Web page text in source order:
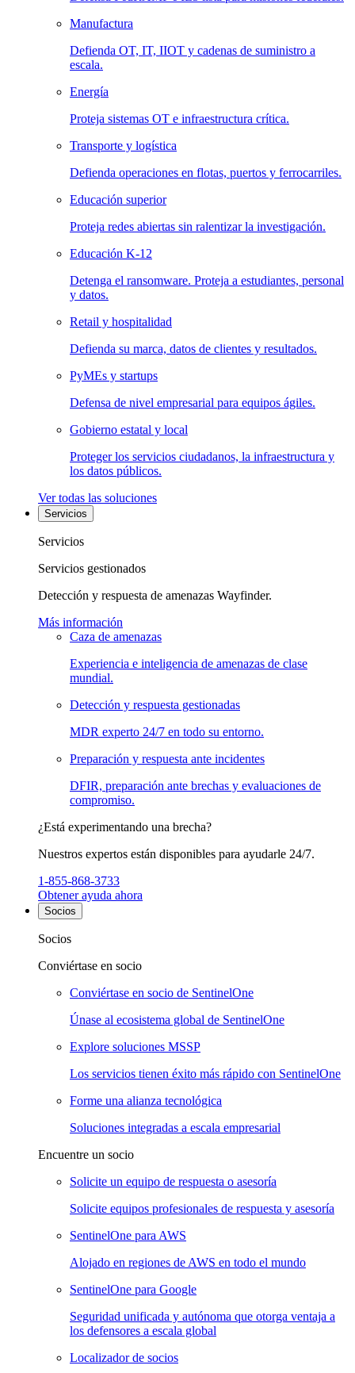
Manufactura
Defienda OT, IT, IIOT y cadenas de suministro a
escala.
Energía
Proteja sistemas OT e infraestructura crítica.
Transporte y logística
Defienda operaciones en flotas, puertos y ferrocarriles.
Educación superior
Proteja redes abiertas sin ralentizar la investigación.
Educación K-12
Detenga el ransomware. Proteja a estudiantes, personal
y datos.
Retail y hospitalidad
Defienda su marca, datos de clientes y resultados.
PyMEs y startups
Defensa de nivel empresarial para equipos ágiles.
Gobierno estatal y local
Proteger los servicios ciudadanos, la infraestructura y
los datos públicos.
Ver todas las soluciones
Servicios
Servicios
Servicios gestionados
Detección y respuesta de amenazas Wayfinder.
Más información
Caza de amenazas
Experiencia e inteligencia de amenazas de clase
mundial.
Detección y respuesta gestionadas
MDR experto 24/7 en todo su entorno.
Preparación y respuesta ante incidentes
DFIR, preparación ante brechas y evaluaciones de
compromiso.
¿Está experimentando una brecha?
Nuestros expertos están disponibles para ayudarle 24/7.
1-855-868-3733
Obtener ayuda ahora
Socios
Socios
Conviértase en socio
Conviértase en socio de SentinelOne
Únase al ecosistema global de SentinelOne
Explore soluciones MSSP
Los servicios tienen éxito más rápido con SentinelOne
Forme una alianza tecnológica
Soluciones integradas a escala empresarial
Encuentre un socio
Solicite un equipo de respuesta o asesoría
Solicite equipos profesionales de respuesta y asesoría
SentinelOne para AWS
Alojado en regiones de AWS en todo el mundo
SentinelOne para Google
Seguridad unificada y autónoma que otorga ventaja a
los defensores a escala global
Localizador de socios